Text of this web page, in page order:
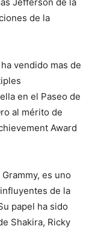
de la
vendido mas de
en el Paseo de
al mérito de
Award
es uno
de la
papel ha sido
Shakira, Ricky